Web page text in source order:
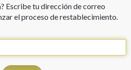
Escribe tu dirección de correo
el proceso de restablecimiento.